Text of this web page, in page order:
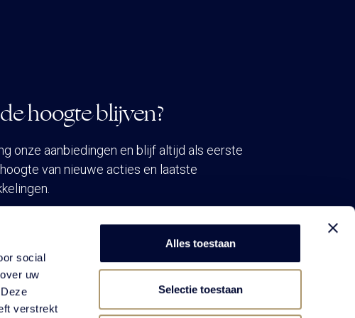
social
uw
verstrekt
Alles toestaan
Selectie toestaan
hoogte blijven?
onze aanbiedingen en blijf altijd als eerste
van nieuwe acties en laatste